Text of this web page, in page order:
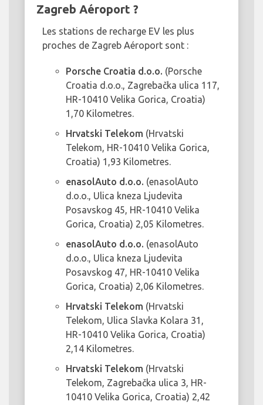
Zagreb Aéroport ?
Les stations de recharge EV les plus
proches de Zagreb Aéroport sont :
Porsche Croatia d.o.o. (Porsche
Croatia d.o.o., Zagrebačka ulica 117,
HR-10410 Velika Gorica, Croatia)
1,70 Kilometres.
Hrvatski Telekom (Hrvatski
Telekom, HR-10410 Velika Gorica,
Croatia) 1,93 Kilometres.
enasolAuto d.o.o. (enasolAuto
d.o.o., Ulica kneza Ljudevita
Posavskog 45, HR-10410 Velika
Gorica, Croatia) 2,05 Kilometres.
enasolAuto d.o.o. (enasolAuto
d.o.o., Ulica kneza Ljudevita
Posavskog 47, HR-10410 Velika
Gorica, Croatia) 2,06 Kilometres.
Hrvatski Telekom (Hrvatski
Telekom, Ulica Slavka Kolara 31,
HR-10410 Velika Gorica, Croatia)
2,14 Kilometres.
Hrvatski Telekom (Hrvatski
Telekom, Zagrebačka ulica 3, HR-
10410 Velika Gorica, Croatia) 2,42